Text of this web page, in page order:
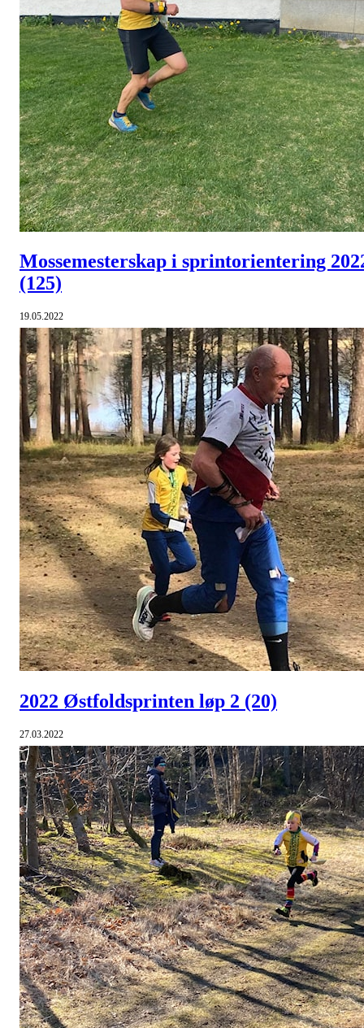
Mossemesterskap i sprintorientering
(125)
19.05.2022
2022 Østfoldsprinten løp 2 (20)
27.03.2022